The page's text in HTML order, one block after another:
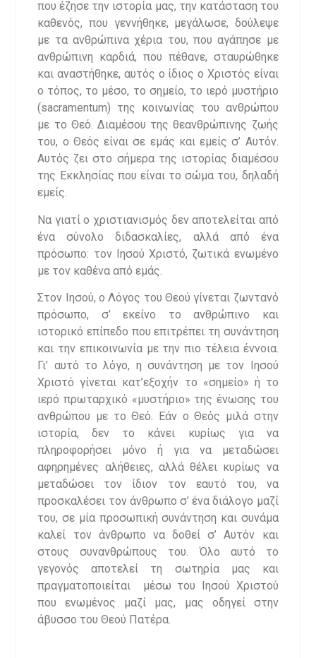
που έζησε την ιστορία μας, την κατάσταση του
καθενός, που γεννήθηκε, μεγάλωσε, δούλεψε
με τα ανθρώπινα χέρια του, που αγάπησε με
ανθρώπινη καρδιά, που πέθανε, σταυρώθηκε
και αναστήθηκε, αυτός ο ίδιος ο Χριστός είναι
ο τόπος, το μέσο, το σημείο, το ιερό μυστήριο
(sacramentum) της κοινωνίας του ανθρώπου
με το Θεό. Διαμέσου της θεανθρώπινης ζωής
του, ο Θεός είναι σε εμάς και εμείς σ’ Αυτόν.
Αυτός ζει στο σήμερα της ιστορίας διαμέσου
της Εκκλησίας που είναι το σώμα του, δηλαδή
εμείς.
Να γιατί ο χριστιανισμός δεν αποτελείται από
ένα σύνολο διδασκαλίες, αλλά από ένα
πρόσωπο: τον Ιησού Χριστό, ζωτικά ενωμένο
με τον καθένα από εμάς.
Στον Ιησού, ο Λόγος του Θεού γίνεται ζωντανό
πρόσωπο, σ’ εκείνο το ανθρώπινο και
ιστορικό επίπεδο που επιτρέπει τη συνάντηση
και την επικοινωνία με την πιο τέλεια έννοια.
Γι’ αυτό το λόγο, η συνάντηση με τον Ιησού
Χριστό γίνεται κατ’εξοχήν το «σημείο» ή το
ιερό πρωταρχικό «μυστήριο» της ένωσης του
ανθρώπου με το Θεό. Εάν ο Θεός μιλά στην
ιστορία, δεν το κάνει κυρίως για να
πληροφορήσει μόνο ή για να μεταδώσει
αφηρημένες αλήθειες, αλλά θέλει κυρίως να
μεταδώσει τον ίδιον τον εαυτό του, να
προσκαλέσει τον άνθρωπο σ’ ένα διάλογο μαζί
του, σε μία προσωπική συνάντηση και συνάμα
καλεί τον άνθρωπο να δοθεί σ’ Αυτόν και
στους συνανθρώπους του. Όλο αυτό το
γεγονός αποτελεί τη σωτηρία μας και
πραγματοποιείται μέσω του Ιησού Χριστού
που ενωμένος μαζί μας, μας οδηγεί στην
άβυσσο του Θεού Πατέρα.